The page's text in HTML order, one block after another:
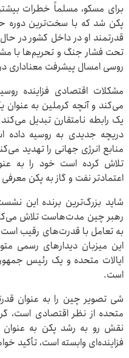
برای مسکو، مسلماً خطرات
پکن شد که با سخت‌ترین دوره
قدرتمند او در داخل کشور در
تحت فشار جنگ و تحریم‌ها با
روسی امسال پیشرفت معناداری در
مشکلات اقتصادی فزاینده
می‌کند و آنچه کرملین به
یک رابطه نامتقارن تبدیل
دریچه جدیدی به روسیه داده
منابع انرژی جهانی را تهدید
تلاش کرده است خود را به
اعتمادتر نفت و گاز به پکن
شاید بزرگ‌ترین برنده این
رهبر چین مدت‌هاست تلاش
به تعامل با قدرت‌های رقیب
این میزبان دیدارهای رسمی
ایالات متحده و یک رئیس
است.
شی تصویر چین را به عنوان
متحده از نظر اقتصادی است،
نقش رو به رشد پکن به
فزاینده‌ای وابسته است، تأکید